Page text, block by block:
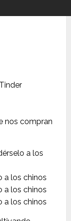
nos compran
a los
a los chinos
a los chinos
a los chinos